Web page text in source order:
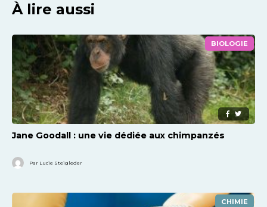
À lire aussi
BIOLOGIE
Jane Goodall : une vie dédiée aux chimpanzés
Par Lucie Steigleder
CHIMIE